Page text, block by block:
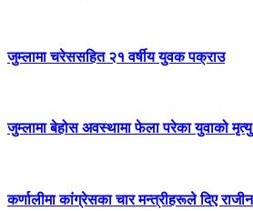
जुम्लामा चरेससहित २१ वर्षीय युवक पक्राउ
जुम्लामा बेहोस अवस्थामा फेला परेका युवाको मृत्यु
कर्णालीमा कांग्रेसका चार मन्त्रीहरूले दिए